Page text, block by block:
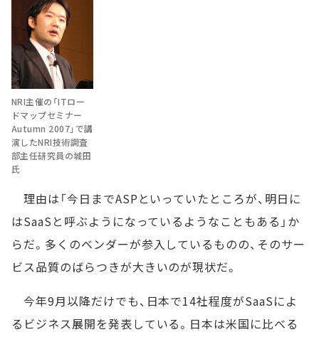
NRI主催の「ITロー
ドマップセミナー
Autumn 2007」で講
演したNRI技術調査
部主任研究員の城田
氏
理由は「今日までASPといっていたところが、明日に
はSaaSと呼ぶようになっているようなこともある」か
らだ。多くのベンダーが参入しているものの、そのサー
ビス品質のばらつきが大きいのが現状だ。
今年9月以降だけでも、日本で14社程度がSaaSによ
るビジネス展開を発表している。日本は米国に比べる